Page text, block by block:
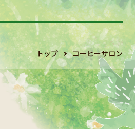
トップ コーヒーサロン